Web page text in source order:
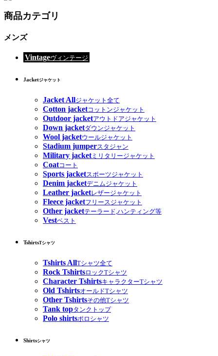
商品カテゴリ
メンズ
Vintageヴィンテージ
Jacketジャケット
Jacket Allジャケット全て
Cotton jacketコットンジャケット
Outdoor jacketアウトドアジャケット
Down jacketダウンジャケット
Wool jacketウールジャケット
Stadium jumperスタジャン
Military jacketミリタリージャケット
Coatコート
Sports jacketスポーツジャケット
Denim jacketデニムジャケット
Leather jacketレザージャケット
Fleece jacketフリースジャケット
Other jacketテーラード,ハンティング等
Vestベスト
TshirtsTシャツ
Tshirts AllTシャツ全て
Rock TshirtsロックTシャツ
Character TshirtsキャラクターTシャツ
Old TshirtsオールドTシャツ
Other Tshirtsその他Tシャツ
Tank topタンクトップ
Polo shirtsポロシャツ
Shirtsシャツ